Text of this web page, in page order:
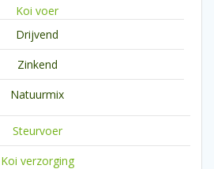
Koi voer
Drijvend
Zinkend
Natuurmix
Steurvoer
Koi verzorging